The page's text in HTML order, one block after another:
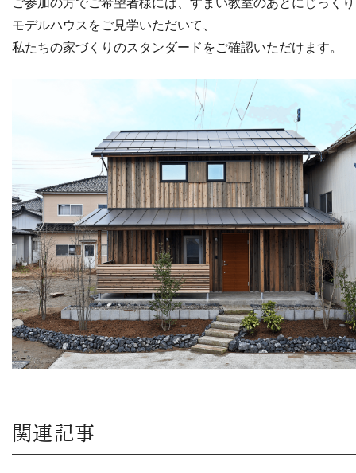
モデルハウスをご見学いただいて、
私たちの家づくりのスタンダードをご確認いただけます。
関連記事